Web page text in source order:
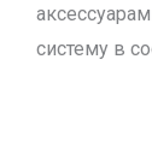
систему в